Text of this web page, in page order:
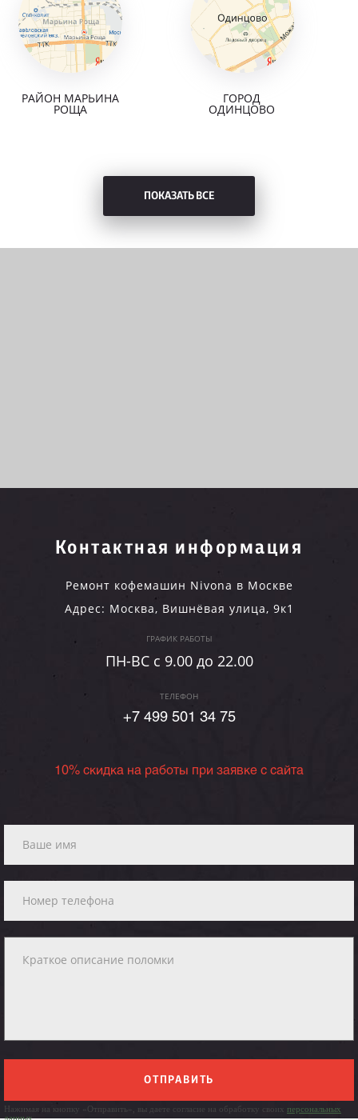
РАЙОН МАРЬИНА
РОЩА
ГОРОД
ОДИНЦОВО
ПОКАЗАТЬ ВСЕ
Контактная информация
Ремонт кофемашин Nivona в Москве
Адрес: Москва, Вишнёвая улица, 9к1
ГРАФИК РАБОТЫ
ПН-ВC c 9.00 до 22.00
ТЕЛЕФОН
+7 499 501 34 75
10% скидка на работы при заявке с сайта
ОТПРАВИТЬ
Нажимая на кнопку «Отправить», вы даете согласие на обработку своих персональных
данных